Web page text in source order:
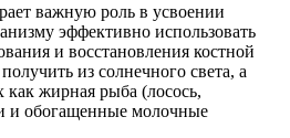
важную роль в усвоении
эффективно использовать
и восстановления костной
из солнечного света, а
как жирная рыба (лосось,
и обогащенные молочные